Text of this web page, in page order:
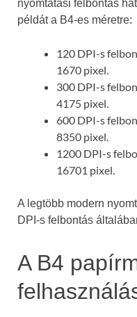
nyomtatási felbontás
példát a B4-es méretre:
120 DPI-s
1670 pixel.
300 DPI-s
4175 pixel.
600 DPI-s
8350 pixel.
1200 DPI-s
16701 pixel.
A legtöbb modern
DPI-s felbontás
A B4